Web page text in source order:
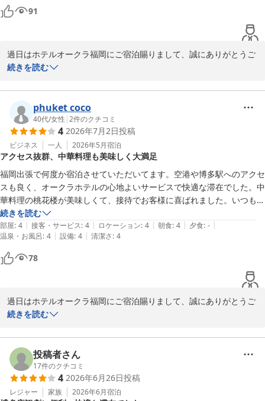
す。
ありがとうございました。
91
過日はホテルオークラ福岡にご宿泊賜りまして、誠にありがとうご
ざいます。お褒めのお言葉を頂戴し大変嬉しく存じます。私どもの
ん。ご迷惑をおかけしないように準備を進めてまいります。ただし
どの予約経路からいただいても大切なお客様には変わりございませ
ん。いつでもご満足のいく空間をご提供できるように、今後も引き
続き精進してまいりますので、是非またご来館くださいませ。心よ
ホテルオークラ福岡
2026-07-05
続きを読む
phuket coco
40代/女性 |2件のクチコミ
4 2026年7月2日投稿
ビジネス 一人 2026年5月宿泊
アクセス抜群、中華料理も美味しく大満足
福岡出張で何度か宿泊させていただいてます。空港や博多駅へのアクセ
スも良く、オークラホテルの心地よいサービスで快適な滞在でした。中
華料理の桃花楼が美味しくて、接待でお客様に喜ばれました。いつもあ
りがとうございます。
続きを読む
部屋: 4 | 接客・サービス: 4 | ロケーション: 4 | 朝食: 4 | 夕食: - |
温泉・お風呂: 4 | 設備: 4 | 清潔さ: 4
78
過日はホテルオークラ福岡にご宿泊賜りまして、誠にありがとうご
ざいます。大切なお客様のおもてなしも無事にお済みになったご様
ご満足いただけるようにスタッフ一同精進してまいります。またの
ホテルオークラ福岡
2026-07-05
続きを読む
投稿者さん
17件のクチコミ
4 2026年6月26日投稿
レジャー 家族 2026年6月宿泊